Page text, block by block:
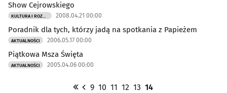
Show Cejrowskiego
KULTURA I ROZRYWKA 2008.04.21 00:00
Poradnik dla tych, którzy jadą na spotkania z Papieżem
AKTUALNOŚCI 2006.05.17 00:00
Piątkowa Msza Święta
AKTUALNOŚCI 2005.04.06 00:00
9 10 11 12 13 14